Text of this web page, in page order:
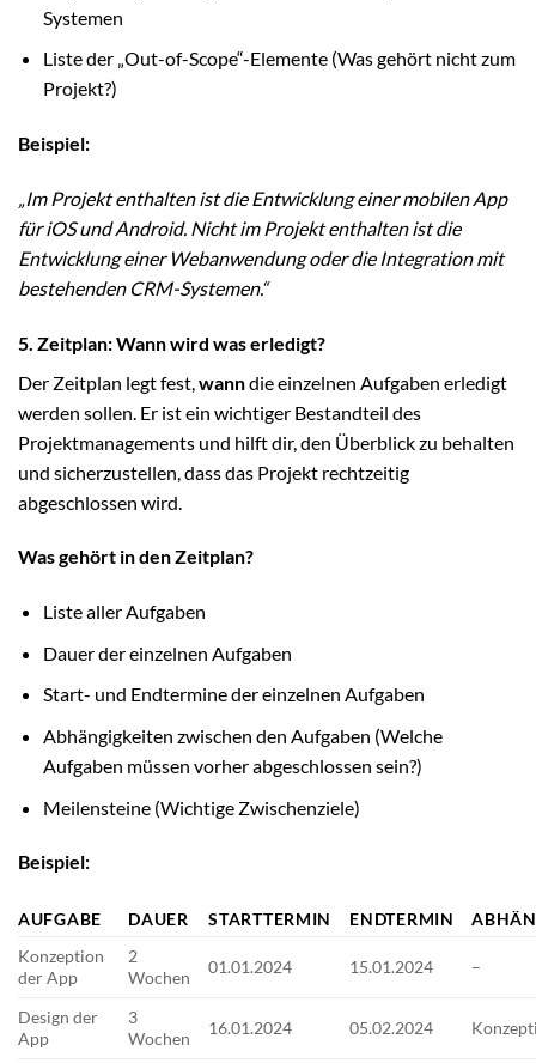
Systemen
Liste der „Out-of-Scope“-Elemente (Was gehört nicht zum
Projekt?)
Beispiel:
„Im Projekt enthalten ist die Entwicklung einer mobilen App
für iOS und Android. Nicht im Projekt enthalten ist die
Entwicklung einer Webanwendung oder die Integration mit
bestehenden CRM-Systemen.“
5. Zeitplan: Wann wird was erledigt?
Der Zeitplan legt fest, wanndie einzelnen Aufgaben erledigt
werden sollen. Er ist ein wichtiger Bestandteil des
Projektmanagements und hilft dir, den Überblick zu behalten
und sicherzustellen, dass das Projekt rechtzeitig
abgeschlossen wird.
Was gehört in den Zeitplan?
Liste aller Aufgaben
Dauer der einzelnen Aufgaben
Start- und Endtermine der einzelnen Aufgaben
Abhängigkeiten zwischen den Aufgaben (Welche
Aufgaben müssen vorher abgeschlossen sein?)
Meilensteine (Wichtige Zwischenziele)
Beispiel:
AUFGABE DAUER STARTTERMIN ENDTERMIN
Konzeption
der App
2
Wochen
01.01.2024 15.01.2024 –
Design der
App
3
Wochen
16.01.2024 05.02.2024